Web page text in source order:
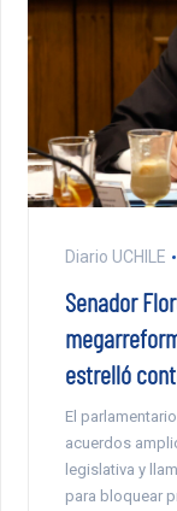
Diario UCHILE
Senador
estrelló
El
acuerdos
legislativa y
para bloquear